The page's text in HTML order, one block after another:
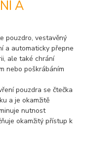
A
pouzdro, vestavěný
a automaticky přepne
ale také chrání
nebo poškrábáním
pouzdra se čtečka
a je okamžitě
nutnost
okamžitý přístup k